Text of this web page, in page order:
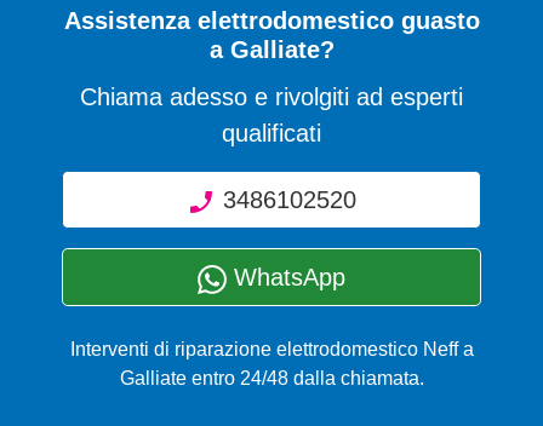
Assistenza elettrodomestico guasto
a Galliate?
Chiama adesso e rivolgiti ad esperti
qualificati
3486102520
WhatsApp
Interventi di riparazione elettrodomestico Neff a
Galliate entro 24/48 dalla chiamata.